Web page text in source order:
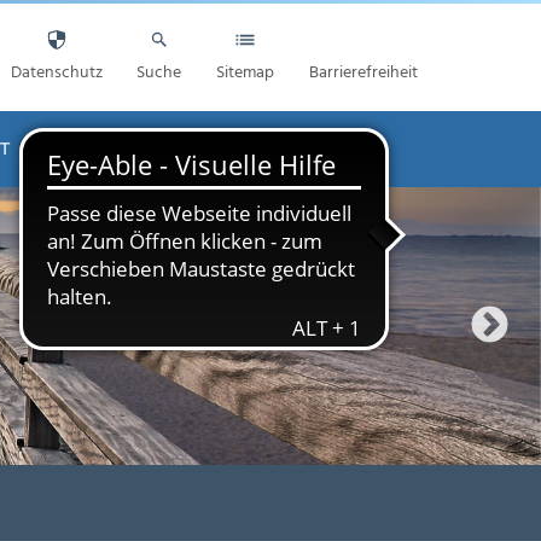
Datenschutz Suche Sitemap Barrierefreiheit